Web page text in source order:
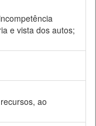
e vista dos autos;
ao